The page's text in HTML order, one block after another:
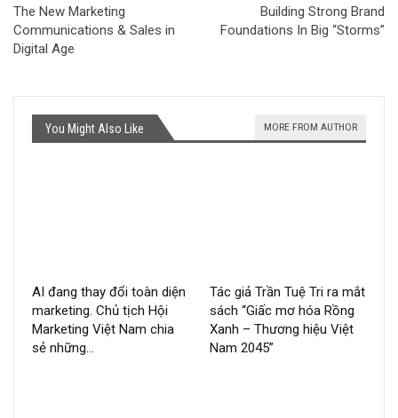
The New Marketing
Communications & Sales in
Digital Age
Building Strong Brand
Foundations In Big “Storms”
You Might Also Like MORE FROM AUTHOR
AI đang thay đổi toàn diện
marketing. Chủ tịch Hội
Marketing Việt Nam chia
sẻ những…
Tác giả Trần Tuệ Tri ra mắt
sách “Giấc mơ hóa Rồng
Xanh – Thương hiệu Việt
Nam 2045”